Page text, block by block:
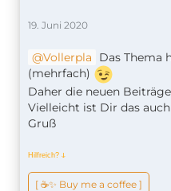
19. Juni 2020
Vollerpla
Das Thema
(mehrfach)
Daher die neuen
Vielleicht ist Dir das
Gruß
Hilfreich? ↆ
[ ☕️✨ Buy me a coffee ]